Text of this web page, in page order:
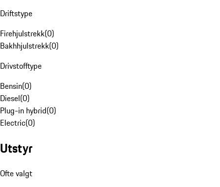
Driftstype
Firehjulstrekk(0)
Bakhhjulstrekk(0)
Drivstofftype
Bensin(0)
Diesel(0)
Plug-in hybrid(0)
Electric(0)
Utstyr
Ofte valgt